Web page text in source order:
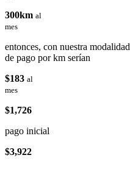
300km al
mes
entonces, con nuestra modalidad
de pago por km serían
$183 al
mes
$1,726
pago inicial
$3,922